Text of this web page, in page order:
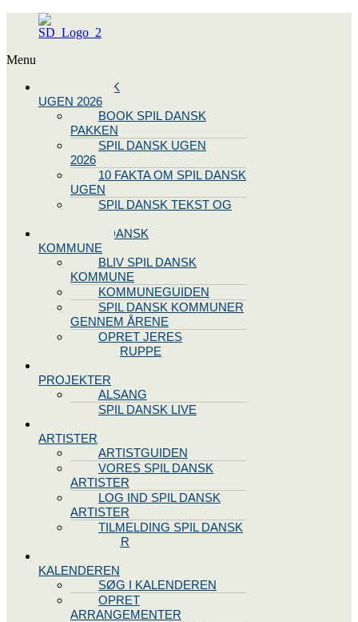
Menu
SPIL DANSK
UGEN 2026
BOOK SPIL DANSK
PAKKEN
SPIL DANSK UGEN
2026
10 FAKTA OM SPIL DANSK
UGEN
SPIL DANSK TEKST OG
BLIV SPIL DANSK
KOMMUNE
BLIV SPIL DANSK
KOMMUNE
KOMMUNEGUIDEN
SPIL DANSK KOMMUNER
GENNEM ÅRENE
OPRET JERES
STYREGRUPPE
PROJEKTER
ALSANG
SPIL DANSK LIVE
ARTISTER
ARTISTGUIDEN
VORES SPIL DANSK
ARTISTER
LOG IND SPIL DANSK
ARTISTER
TILMELDING SPIL DANSK
ARTISTER
KALENDEREN
SØG I KALENDEREN
OPRET
ARRANGEMENTER